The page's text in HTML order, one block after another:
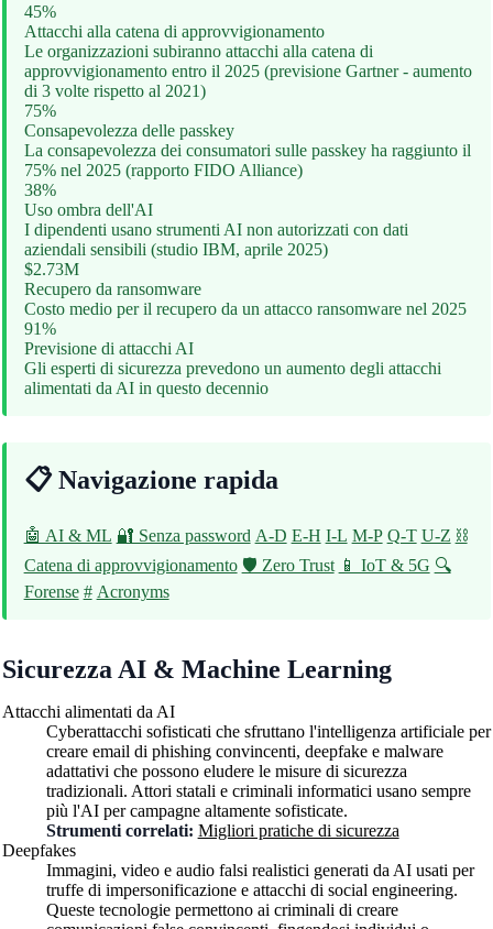
45%
Attacchi alla catena di approvvigionamento
Le organizzazioni subiranno attacchi alla catena di
approvvigionamento entro il 2025 (previsione Gartner - aumento
di 3 volte rispetto al 2021)
75%
Consapevolezza delle passkey
La consapevolezza dei consumatori sulle passkey ha raggiunto il
75% nel 2025 (rapporto FIDO Alliance)
38%
Uso ombra dell'AI
I dipendenti usano strumenti AI non autorizzati con dati
aziendali sensibili (studio IBM, aprile 2025)
$2.73M
Recupero da ransomware
Costo medio per il recupero da un attacco ransomware nel 2025
91%
Previsione di attacchi AI
Gli esperti di sicurezza prevedono un aumento degli attacchi
alimentati da AI in questo decennio
📋 Navigazione rapida
🤖 AI & ML 🔐 Senza password A-D E-H I-L M-P Q-T U-Z ⛓️
Catena di approvvigionamento 🛡️ Zero Trust 📱 IoT & 5G 🔍
Forense # Acronyms
Sicurezza AI & Machine Learning
Attacchi alimentati da AI
Cyberattacchi sofisticati che sfruttano l'intelligenza artificiale per
creare email di phishing convincenti, deepfake e malware
adattativi che possono eludere le misure di sicurezza
tradizionali. Attori statali e criminali informatici usano sempre
più l'AI per campagne altamente sofisticate.
Strumenti correlati: Migliori pratiche di sicurezza
Deepfakes
Immagini, video e audio falsi realistici generati da AI usati per
truffe di impersonificazione e attacchi di social engineering.
Queste tecnologie permettono ai criminali di creare